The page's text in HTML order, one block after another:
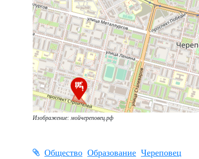
Изображение: мойчереповец.рф
Общество Образование Череповец